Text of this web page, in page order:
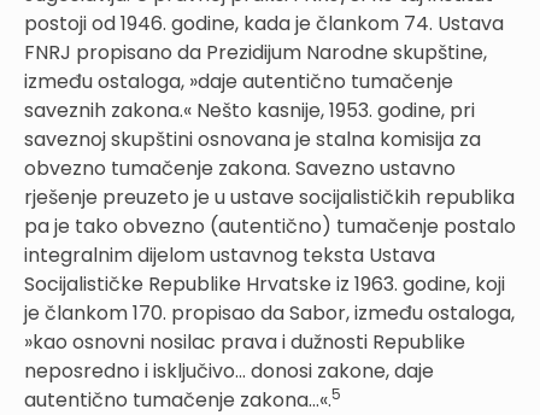
postoji od 1946. godine, kada je člankom 74. Ustava
FNRJ propisano da Prezidijum Narodne skupštine,
između ostaloga, »daje autentično tumačenje
saveznih zakona.« Nešto kasnije, 1953. godine, pri
saveznoj skupštini osnovana je stalna komisija za
obvezno tumačenje zakona. Savezno ustavno
rješenje preuzeto je u ustave socijalističkih republika
pa je tako obvezno (autentično) tumačenje postalo
integralnim dijelom ustavnog teksta Ustava
Socijalističke Republike Hrvatske iz 1963. godine, koji
je člankom 170. propisao da Sabor, između ostaloga,
»kao osnovni nosilac prava i dužnosti Republike
neposredno i isključivo... donosi zakone, daje
autentično tumačenje zakona...«.5